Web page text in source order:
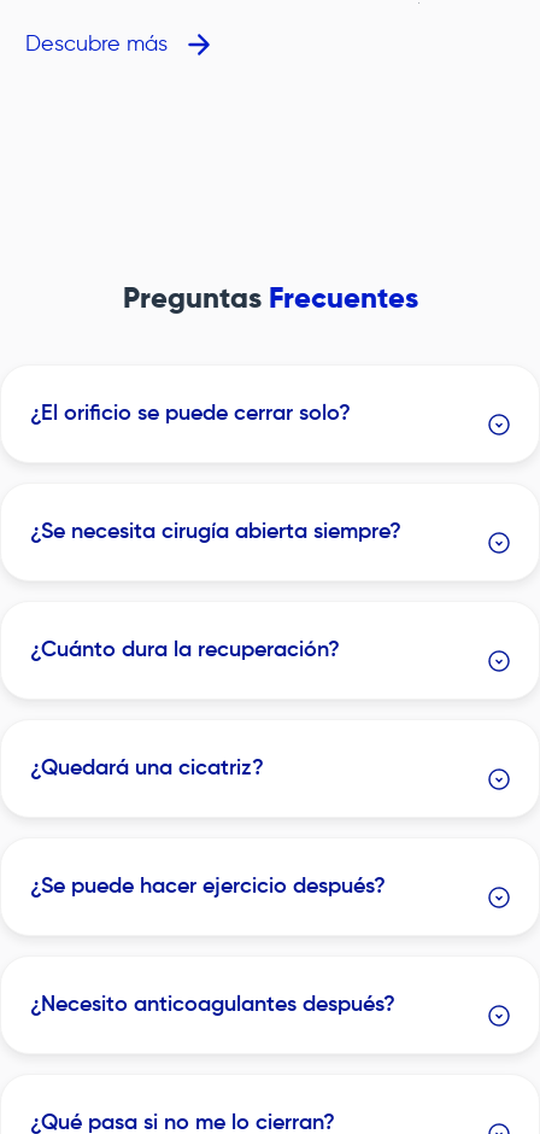
que incluyen diferentes tipos de hipertensión como la
hipertensión gestacional y la preeclampsia.La presión
Descubre más
Preguntas Frecuentes
¿El orificio se puede cerrar solo?
¿Se necesita cirugía abierta siempre?
¿Cuánto dura la recuperación?
¿Quedará una cicatriz?
¿Se puede hacer ejercicio después?
¿Necesito anticoagulantes después?
¿Qué pasa si no me lo cierran?